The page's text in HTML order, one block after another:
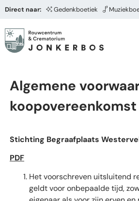
Direct naar: Gedenkboetiek
Algemene
koopovereenkomst
Stichting Begraafplaats
PDF
Het voorschreven uitsluitend
geldt voor onbepaalde tijd,